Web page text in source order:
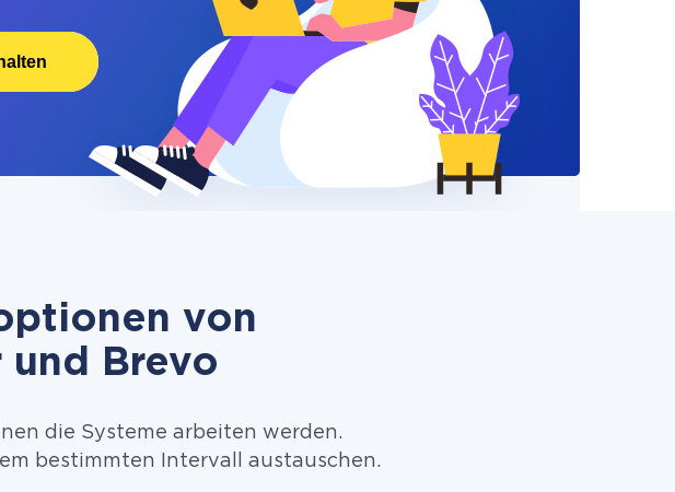
von
und Brevo
die Systeme arbeiten werden.
bestimmten Intervall austauschen.